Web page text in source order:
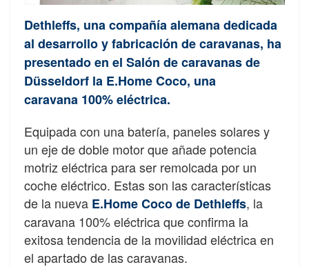
Dethleffs, una compañía alemana dedicada
al desarrollo y fabricación de caravanas, ha
presentado en el Salón de caravanas de
Düsseldorf la E.Home Coco, una
caravana 100% eléctrica.
Equipada con una batería, paneles solares y
un eje de doble motor que añade potencia
motriz eléctrica para ser remolcada por un
coche eléctrico. Estas son las características
de la nueva E.Home Coco de Dethleffs, la
caravana 100% eléctrica que confirma la
exitosa tendencia de la movilidad eléctrica en
el apartado de las caravanas.